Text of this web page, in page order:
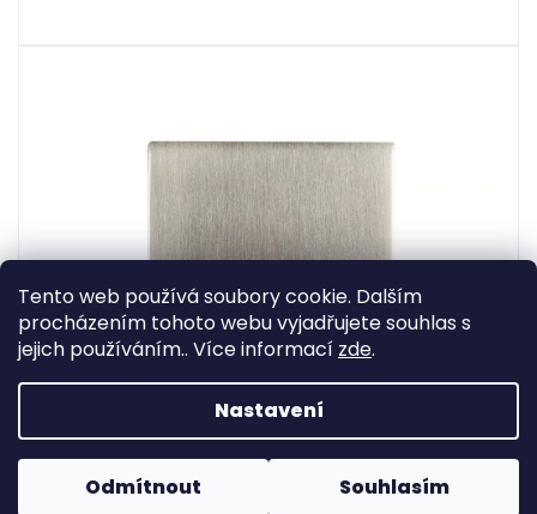
Tento web používá soubory cookie. Dalším
procházením tohoto webu vyjadřujete souhlas s
jejich používáním.. Více informací zde.
Nastavení
Odmítnout Souhlasím